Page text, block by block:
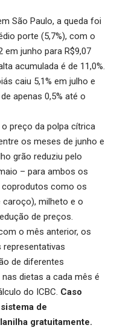
São Paulo, a queda foi
porte (5,7%), com o
em junho para R$9,07
acumulada é de 11,0%.
caiu 5,1% em julho e
apenas 0,5% até o
preço da polpa cítrica
os meses de junho e
grão reduziu pelo
– para ambos os
coprodutos como os
milheto e o
de preços.
o mês anterior, os
de diferentes
dietas a cada mês é
do ICBC. Caso
de
gratuitamente.